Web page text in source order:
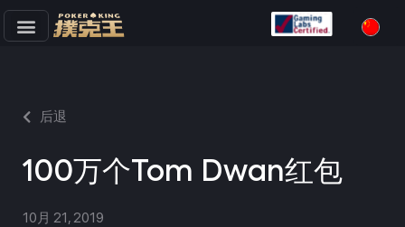
文
后退
100万个Tom Dwan红包
10月 21, 2019